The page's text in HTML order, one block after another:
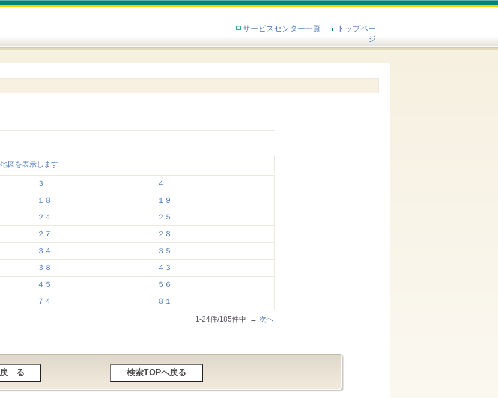
サービスセンター一覧
トップペー
ジ
図を表示します
３
４
１８
１９
２４
２５
２７
２８
３４
３５
３８
４３
４５
５６
７４ ８１
1-24件/185件中 → 次へ